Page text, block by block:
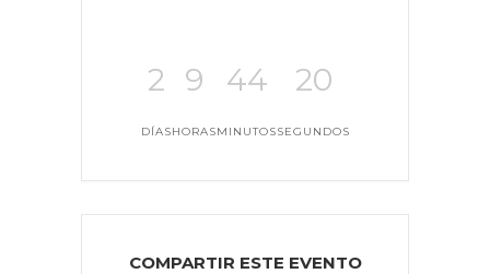
2
DÍAS
9
HORAS
44
MINUTOS
19
SEGUNDOS
COMPARTIR ESTE EVENTO